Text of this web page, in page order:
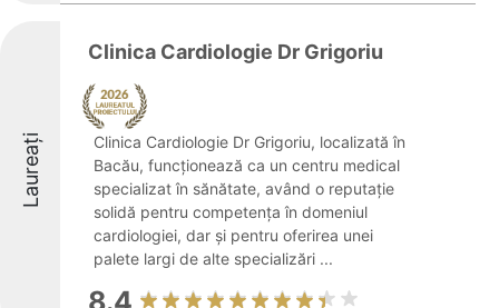
Laureați
Clinica Cardiologie Dr Grigoriu
Clinica Cardiologie Dr Grigoriu, localizată în
Bacău, funcționează ca un centru medical
specializat în sănătate, având o reputație
solidă pentru competența în domeniul
cardiologiei, dar și pentru oferirea unei
palete largi de alte specializări ...
8.4